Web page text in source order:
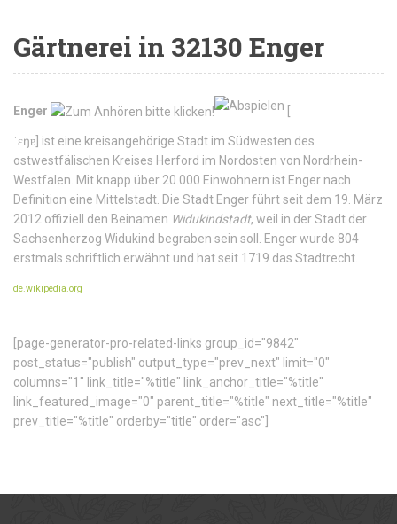
Gärtnerei in 32130 Enger
Enger
ˈɛŋɐ ist eine kreisangehörige Stadt im Südwesten des
ostwestfälischen Kreises Herford im Nordosten von Nordrhein-
Westfalen. Mit knapp über 20.000 Einwohnern ist Enger nach
Definition eine Mittelstadt. Die Stadt Enger führt seit dem 19. März
2012 offiziell den Beinamen Widukindstadt, weil in der Stadt der
Sachsenherzog Widukind begraben sein soll. Enger wurde 804
erstmals schriftlich erwähnt und hat seit 1719 das Stadtrecht.
de.wikipedia.org
[page-generator-pro-related-links group_id="9842"
post_status="publish" output_type="prev_next" limit="0"
columns="1" link_title="%title" link_anchor_title="%title"
link_featured_image="0" parent_title="%title" next_title="%title"
prev_title="%title" orderby="title" order="asc"]